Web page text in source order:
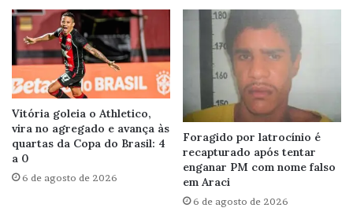
Vitória goleia o Athletico,
vira no agregado e avança às
quartas da Copa do Brasil: 4
a 0
6 de agosto de 2026
Foragido por latrocínio é
recapturado após tentar
enganar PM com nome falso
em Araci
6 de agosto de 2026